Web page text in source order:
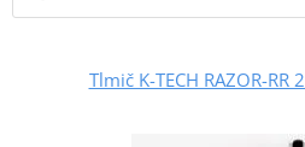
Tlmič K-TECH RAZOR-